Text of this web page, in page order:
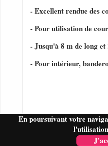
En poursuivant votre
- Excellent rendue des
- Pour utilisation de
- Jusqu'à 8 m de long
- Pour intérieur,